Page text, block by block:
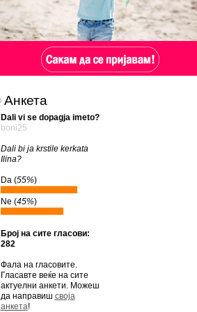
Анкета
Dali vi se dopagja imeto?
boni25
Dali bi ja krstile kerkata
Ilina?
Da (55%)
Ne (45%)
Број на сите гласови:
282
Фала на гласовите.
Гласавте веќе на сите
актуелни анкети. Можеш
да направиш своја
анкета!